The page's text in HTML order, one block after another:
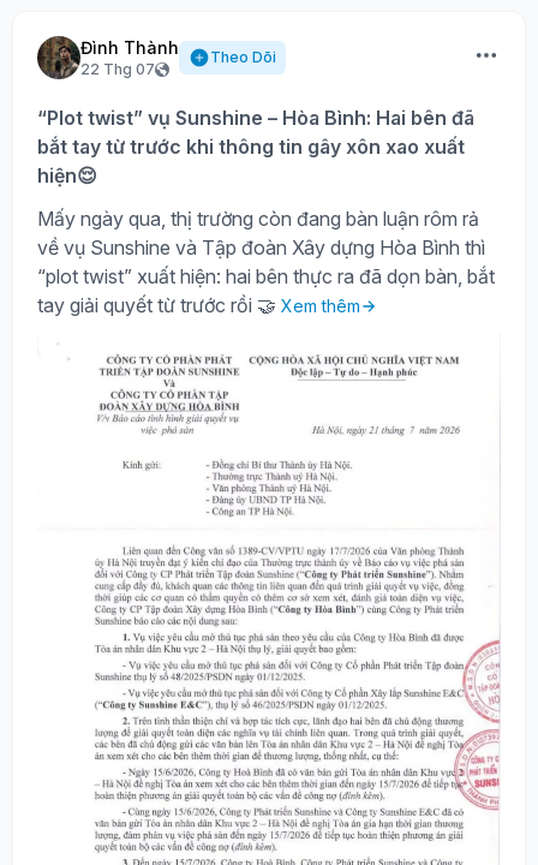
Đình Thành
22 Thg 07
Theo Dõi
“Plot twist” vụ Sunshine – Hòa Bình: Hai bên đã
bắt tay từ trước khi thông tin gây xôn xao xuất
hiện😌
Mấy ngày qua, thị trường còn đang bàn luận rôm rả
về vụ Sunshine và Tập đoàn Xây dựng Hòa Bình thì
“plot twist” xuất hiện: hai bên thực ra đã dọn bàn, bắt
tay giải quyết từ trước rồi 🤝 Xem thêm